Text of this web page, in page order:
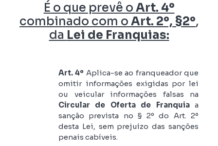
É o que prevê o Art. 4º
combinado com o Art. 2º, §2º,
da Lei de Franquias:
Art. 4º Aplica-se ao franqueador que
omitir informações exigidas por lei
ou veicular informações falsas na
Circular de Oferta de Franquiaa
sanção prevista no § 2º do Art. 2º
desta Lei, sem prejuízo das sanções
penais cabíveis.